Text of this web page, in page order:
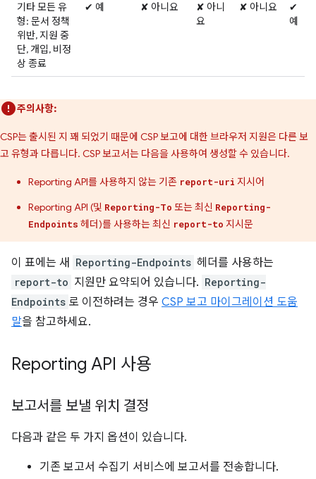
기타 모든 유
형: 문서 정책
위반, 지원 중
단, 개입, 비정
상 종료
✔ 예 ✘ 아니요
✘ 아니
요
✘ 아니요
✔
예
주의사항:
CSP는 출시된 지 꽤 되었기 때문에 CSP 보고에 대한 브라우저 지원은 다른 보
고 유형과 다릅니다. CSP 보고서는 다음을 사용하여 생성할 수 있습니다.
Reporting API를 사용하지 않는 기존 report-uri 지시어
Reporting API (및 Reporting-To 또는 최신 Reporting-
Endpoints 헤더)를 사용하는 최신 report-to 지시문
이 표에는 새 Reporting-Endpoints 헤더를 사용하는
report-to 지원만 요약되어 있습니다. Reporting-
Endpoints 로 이전하려는 경우 CSP 보고 마이그레이션 도움
말을 참고하세요.
Reporting API 사용
보고서를 보낼 위치 결정
다음과 같은 두 가지 옵션이 있습니다.
기존 보고서 수집기 서비스에 보고서를 전송합니다.